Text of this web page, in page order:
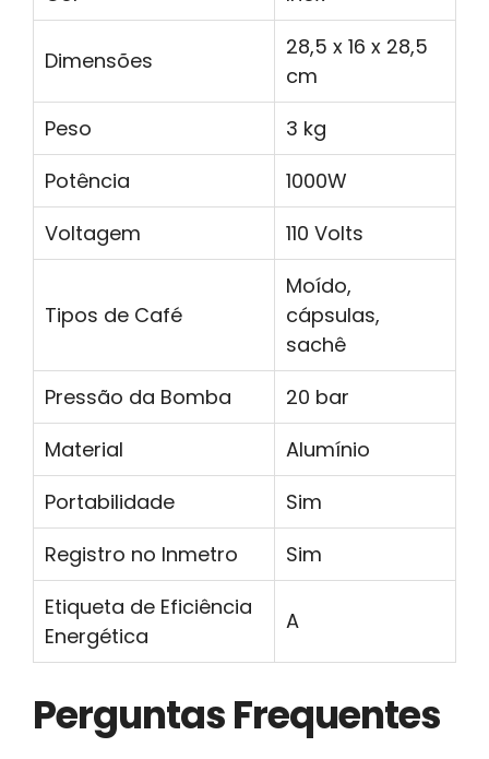
Dimensões
28,5 x 16 x 28,5
cm
Peso
3 kg
Potência
1000W
Voltagem
110 Volts
Tipos de Café
Moído,
cápsulas,
sachê
Pressão da Bomba
20 bar
Material
Alumínio
Portabilidade
Sim
Registro no Inmetro
Sim
Etiqueta de Eficiência
Energética
A
Perguntas Frequentes